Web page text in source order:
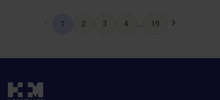
1 2 3 4 ... 19